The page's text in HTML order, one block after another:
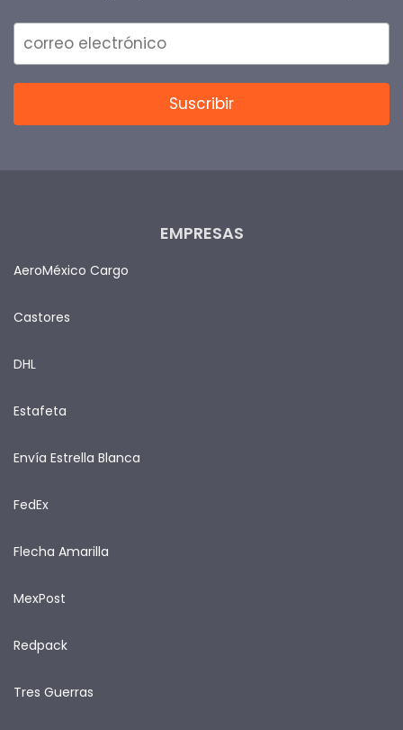
EMPRESAS
AeroMéxico Cargo
Castores
DHL
Estafeta
Envía Estrella Blanca
FedEx
Flecha Amarilla
MexPost
Redpack
Tres Guerras